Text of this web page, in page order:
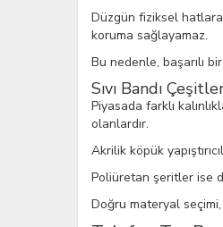
Düzgün fiziksel hatlara
koruma sağlayamaz.
Bu nedenle, başarılı
Sıvı Bandı
Piyasada farklı
olanlardır.
Akrilik köpük
Poliüretan şeritler ise
Doğru materyal